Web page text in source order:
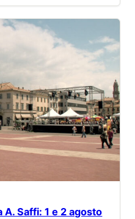
Saffi: 1 e 2 agosto